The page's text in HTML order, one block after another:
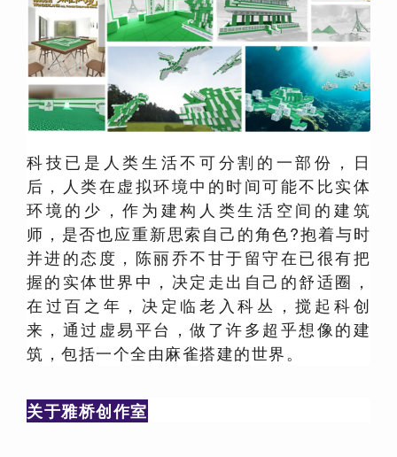
科技已是人类生活不可分割的一部份，日
后，人类在虚拟环境中的时间可能不比实体
环境的少，作为建构人类生活空间的建筑
师，是否也应重新思索自己的角色?抱着与时
并进的态度，陈丽乔不甘于留守在已很有把
握的实体世界中，决定走出自己的舒适圈，
在过百之年，决定临老入科丛，搅起科创
来，通过虚易平台，做了许多超乎想像的建
筑，包括一个全由麻雀搭建的世界。
关于雅桥创作室